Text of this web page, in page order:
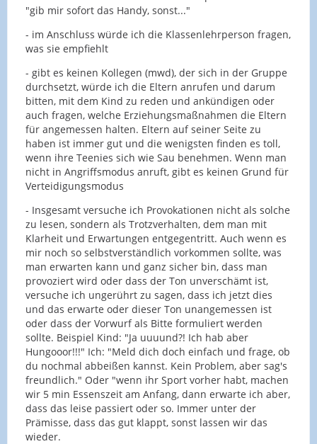
"gib mir sofort das Handy, sonst..."
- im Anschluss würde ich die Klassenlehrperson fragen,
was sie empfiehlt
- gibt es keinen Kollegen (mwd), der sich in der Gruppe
durchsetzt, würde ich die Eltern anrufen und darum
bitten, mit dem Kind zu reden und ankündigen oder
auch fragen, welche Erziehungsmaßnahmen die Eltern
für angemessen halten. Eltern auf seiner Seite zu
haben ist immer gut und die wenigsten finden es toll,
wenn ihre Teenies sich wie Sau benehmen. Wenn man
nicht in Angriffsmodus anruft, gibt es keinen Grund für
Verteidigungsmodus
- Insgesamt versuche ich Provokationen nicht als solche
zu lesen, sondern als Trotzverhalten, dem man mit
Klarheit und Erwartungen entgegentritt. Auch wenn es
mir noch so selbstverständlich vorkommen sollte, was
man erwarten kann und ganz sicher bin, dass man
provoziert wird oder dass der Ton unverschämt ist,
versuche ich ungerührt zu sagen, dass ich jetzt dies
und das erwarte oder dieser Ton unangemessen ist
oder dass der Vorwurf als Bitte formuliert werden
sollte. Beispiel Kind: "Ja uuuund?! Ich hab aber
Hungooor!!!" Ich: "Meld dich doch einfach und frage, ob
du nochmal abbeißen kannst. Kein Problem, aber sag's
freundlich." Oder "wenn ihr Sport vorher habt, machen
wir 5 min Essenszeit am Anfang, dann erwarte ich aber,
dass das leise passiert oder so. Immer unter der
Prämisse, dass das gut klappt, sonst lassen wir das
wieder.